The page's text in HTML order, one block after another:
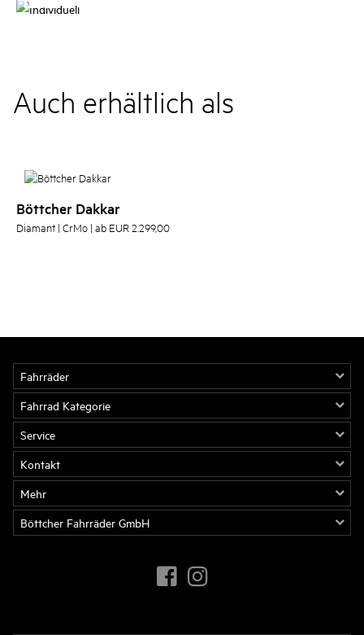
Auch erhältlich als
Böttcher Dakkar
Diamant | CrMo | ab EUR 2.299,00
Fahrräder
Fahrrad Kategorie
Service
Kontakt
Mehr
Böttcher Fahrräder GmbH